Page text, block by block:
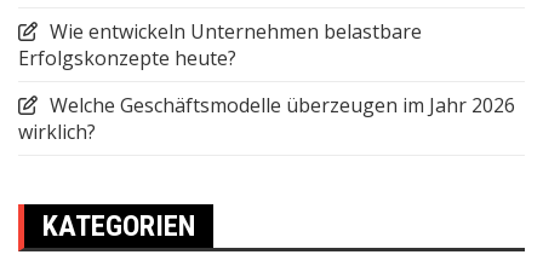
Wie entwickeln Unternehmen belastbare
Erfolgskonzepte heute?
Welche Geschäftsmodelle überzeugen im Jahr 2026
wirklich?
KATEGORIEN